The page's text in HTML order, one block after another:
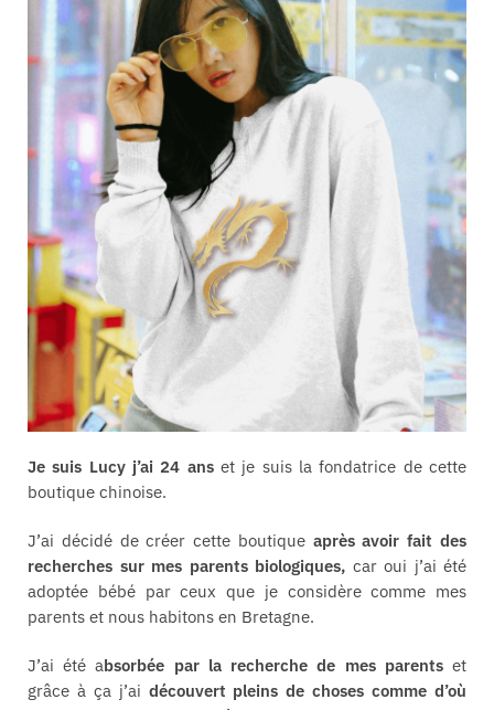
Je suis Lucy j’ai 24 anset je suis la fondatrice de cette
boutique chinoise.
J’ai décidé de créer cette boutique après avoir fait des
recherches sur mes parents biologiques, car oui j’ai été
adoptée bébé par ceux que je considère comme mes
parents et nous habitons en Bretagne.
J’ai été absorbée par la recherche de mes parentset
grâce à ça j’ai découvert pleins de choses comme d’où